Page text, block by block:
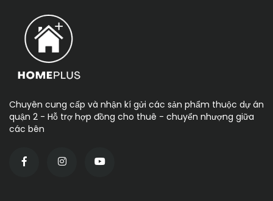
Chuyên cung cấp và nhận kí gửi các sản phẩm thuộc dự án
quận 2 - Hỗ trợ hợp đồng cho thuê - chuyển nhượng giữa
các bên